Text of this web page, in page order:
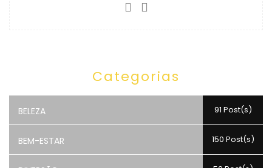
Categorias
BELEZA 91 Post(s)
BEM-ESTAR 150 Post(s)